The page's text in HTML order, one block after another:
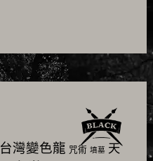
台灣變色龍 咒術 墳墓 天